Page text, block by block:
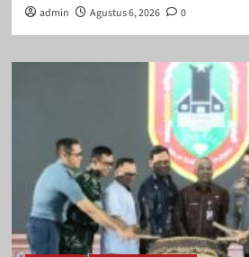
admin Agustus 6, 2026 0